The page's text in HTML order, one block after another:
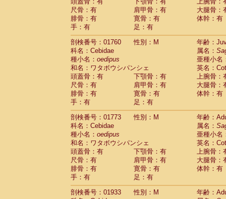
CercopithecidaeColobinae spp.(0)
CercopithecidaePresbytesinaespp.(0)
CercopithecidaeCercopithecidae
HylobatidaeHoolock hoolock(0)
HylobatidaeHylobates agilis
Hylobatidae (0)
Hylobatidae Hylobates lar
HylobatidaeHylobates moloch(0)
Hylobatidae Hylobates muelleri(0)
HylobatidaeHylobates pileatus(2)
Hylobatidae Hylobates
HylobatidaeHylobateshybrid(0)
HylobatidaeNomascus concolor(0)
Hylobatidae
Symphalangus
Hominidae
(0)
HominidaePan troglodytes
Hominidae Gorilla gorilla beringei(0)
Hominidae Gorilla gorilla gorilla(0)
Primates misc.(0)
Scandentia Dendrogale melanura
Scandentia Ptilocercus lowii
尺骨：有
肩甲骨：有
大腿骨：
腓骨：有
寛骨：有
体幹：有
手：有
足：有
剖検番号：01760
性別：M
年齢：
科名：Cebidae
属名：
種小名： oedipus
亜種小名
和名：ワタボウシパンシェ
英名：
頭蓋骨：有
下顎骨：有
上腕骨：
尺骨：有
肩甲骨：有
大腿骨：
腓骨：有
寛骨：有
体幹：有
手：有
足：有
剖検番号：01773
性別：M
年齢：
科名：Cebidae
属名：
種小名： oedipus
亜種小名
和名：ワタボウシパンシェ
英名：
頭蓋骨：有
下顎骨：有
上腕骨：
尺骨：有
肩甲骨：有
大腿骨：
腓骨：有
寛骨：有
体幹：有
手：有
足：有
剖検番号：01933
性別：M
年齢：